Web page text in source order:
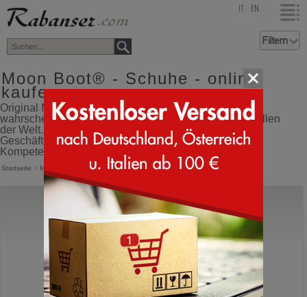
top EN
Moon Boot® - Schuhe - online
kaufen
Original Moon Boot®, direkt aus Italien, mit der
wahrscheinlich größten Auswahl an Farben und Modellen
der Welt. Versendet vom spezialisiertesten Après-Ski-
Geschäft der Dolomiten, Synonym für Qualität und
Kompetenz im Winterbereich.
Startseite > Moon Boot®
Moon Boot®
MB Moonlight
Strechschuhe